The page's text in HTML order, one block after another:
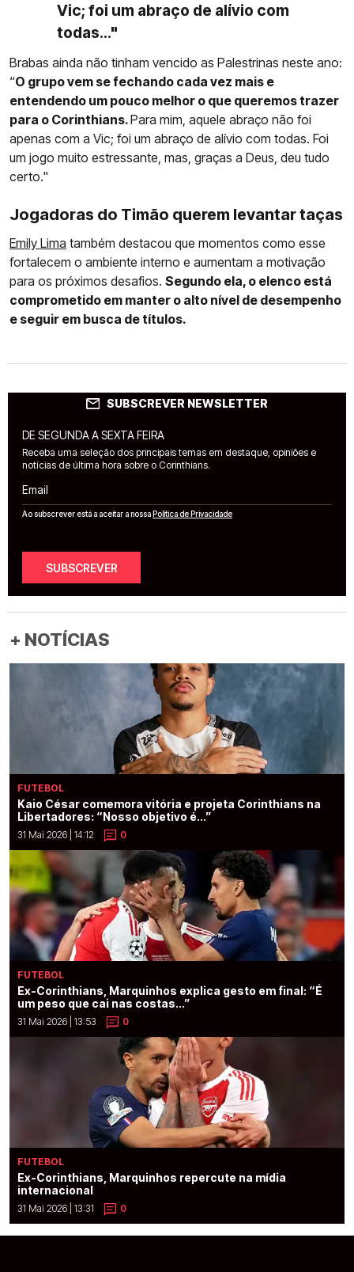
Vic; foi um abraço de alívio com
todas..."
Brabas ainda não tinham vencido as Palestrinas neste ano:
“O grupo vem se fechando cada vez mais e
entendendo um pouco melhor o que queremos trazer
para o Corinthians.Para mim, aquele abraço não foi
apenas com a Vic; foi um abraço de alívio com todas. Foi
um jogo muito estressante, mas, graças a Deus, deu tudo
certo."
Jogadoras do Timão querem levantar taças
Emily Lima também destacou que momentos como esse
fortalecem o ambiente interno e aumentam a motivação
para os próximos desafios. Segundo ela, o elenco está
comprometido em manter o alto nível de desempenho
e seguir em busca de títulos.
SUBSCREVER NEWSLETTER
DE SEGUNDA A SEXTA FEIRA
Receba uma seleção dos principais temas em destaque, opiniões e
notícias de última hora sobre o Corinthians.
Email
Ao subscrever está a aceitar a nossaPolítica de Privacidade
SUBSCREVER
+ NOTÍCIAS
FUTEBOL
Kaio César comemora vitória e projeta Corinthians na
Libertadores: “Nosso objetivo é...”
31 Mai 2026 | 14:12 0
FUTEBOL
Ex-Corinthians, Marquinhos explica gesto em final: “É
um peso que cai nas costas...”
31 Mai 2026 | 13:53 0
FUTEBOL
Ex-Corinthians, Marquinhos repercute na mídia
internacional
31 Mai 2026 | 13:31 0